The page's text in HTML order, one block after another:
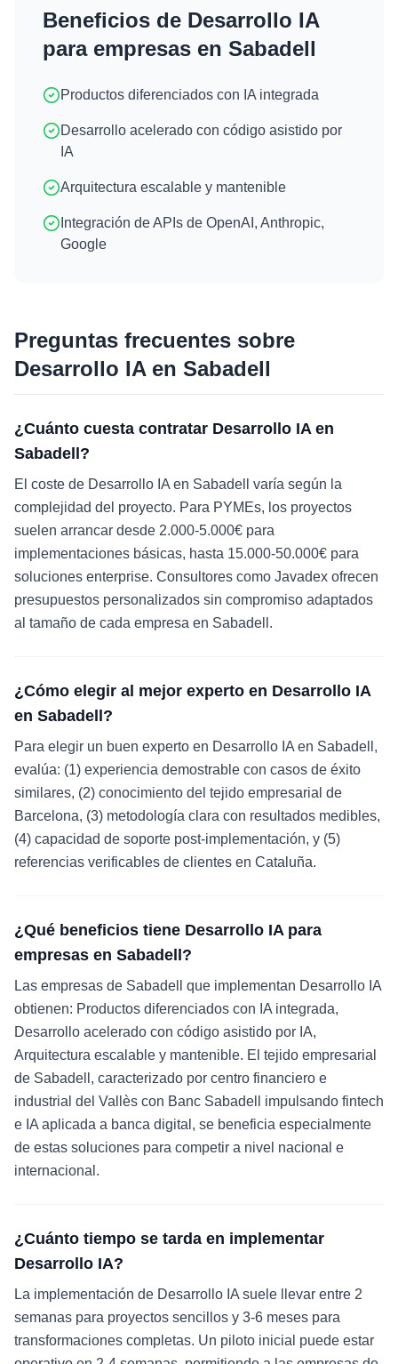
Beneficios de Desarrollo IA
para empresas en Sabadell
Productos diferenciados con IA integrada
Desarrollo acelerado con código asistido por
IA
Arquitectura escalable y mantenible
Integración de APIs de OpenAI, Anthropic,
Google
Preguntas frecuentes sobre
Desarrollo IAen Sabadell
¿Cuánto cuesta contratar Desarrollo IA en
Sabadell?
El coste de Desarrollo IA en Sabadell varía según la
complejidad del proyecto. Para PYMEs, los proyectos
suelen arrancar desde 2.000-5.000€ para
implementaciones básicas, hasta 15.000-50.000€ para
soluciones enterprise. Consultores como Javadex ofrecen
presupuestos personalizados sin compromiso adaptados
al tamaño de cada empresa en Sabadell.
¿Cómo elegir al mejor experto en Desarrollo IA
en Sabadell?
Para elegir un buen experto en Desarrollo IA en Sabadell,
evalúa: (1) experiencia demostrable con casos de éxito
similares, (2) conocimiento del tejido empresarial de
Barcelona, (3) metodología clara con resultados medibles,
(4) capacidad de soporte post-implementación, y (5)
referencias verificables de clientes en Cataluña.
¿Qué beneficios tiene Desarrollo IA para
empresas en Sabadell?
Las empresas de Sabadell que implementan Desarrollo IA
obtienen: Productos diferenciados con IA integrada,
Desarrollo acelerado con código asistido por IA,
Arquitectura escalable y mantenible. El tejido empresarial
de Sabadell, caracterizado por centro financiero e
industrial del Vallès con Banc Sabadell impulsando fintech
e IA aplicada a banca digital, se beneficia especialmente
de estas soluciones para competir a nivel nacional e
internacional.
¿Cuánto tiempo se tarda en implementar
Desarrollo IA?
La implementación de Desarrollo IA suele llevar entre 2
semanas para proyectos sencillos y 3-6 meses para
transformaciones completas. Un piloto inicial puede estar